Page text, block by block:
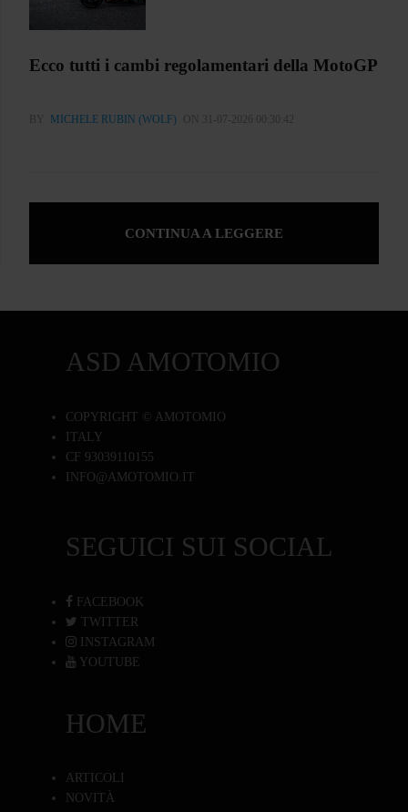
Ecco tutti i cambi regolamentari della MotoGP
BY MICHELE RUBIN (WOLF) ON 31-07-2026 00:30:42
CONTINUA A LEGGERE
ASD AMOTOMIO
COPYRIGHT © AMOTOMIO
ITALY
CF 93039110155
INFO@AMOTOMIO.IT
SEGUICI SUI SOCIAL
FACEBOOK
TWITTER
INSTAGRAM
YOUTUBE
HOME
ARTICOLI
NOVITÀ